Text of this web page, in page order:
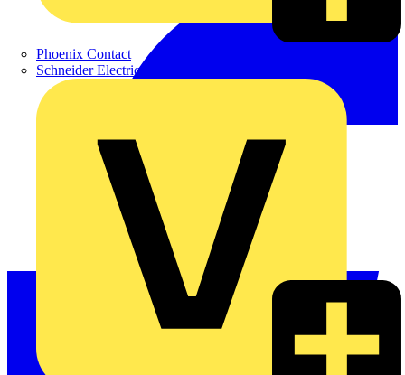
Phoenix Contact
Schneider Electric